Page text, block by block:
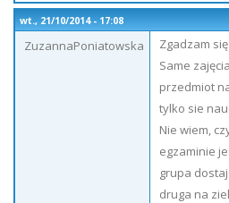
wt., 21/10/2014 - 17:08
ZuzannaPoniatowska
Zgadzam
Same
przedmiot
tylko sie
Nie wiem,
egzaminie
grupa
druga na